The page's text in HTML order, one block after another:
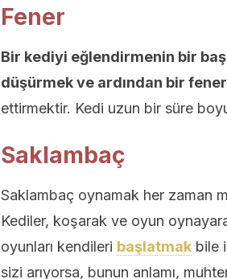
Fener
Bir kediyi eğlendirmenin bir
düşürmek ve ardından bir
ettirmektir. Kedi uzun bir süre
Saklambaç
Saklambaç oynamak her zaman
Kediler, koşarak ve oyun
oyunları kendileri başlatmak bile
sizi arıyorsa, bunun anlamı,